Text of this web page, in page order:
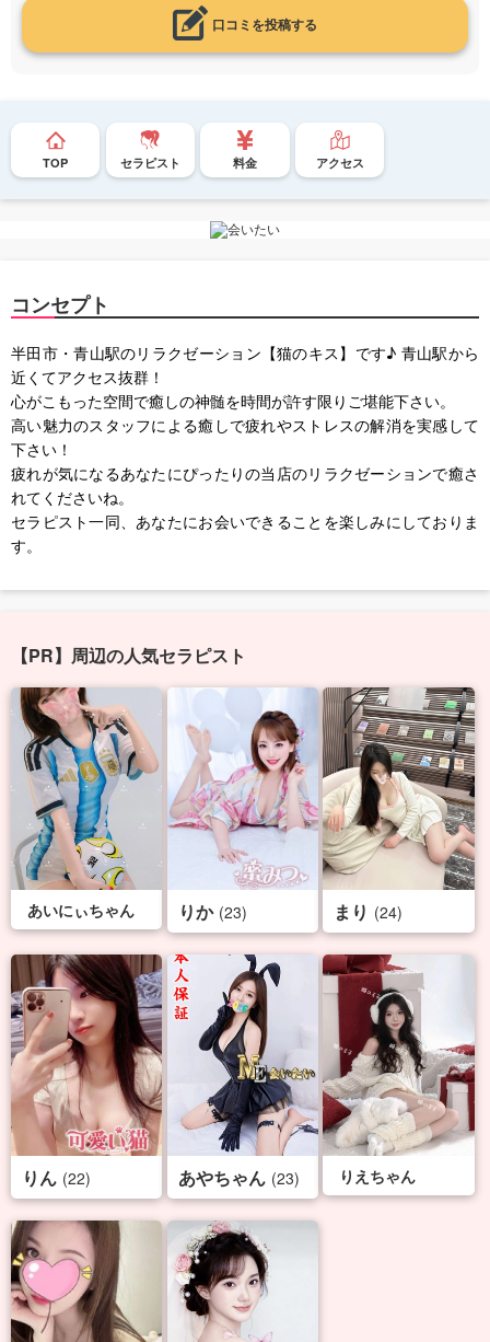
口コミを投稿する
TOP セラピスト 料金 アクセス
コンセプト
半田市・青山駅のリラクゼーション【猫のキス】です♪ 青山駅から
近くてアクセス抜群！
心がこもった空間で癒しの神髄を時間が許す限りご堪能下さい。
高い魅力のスタッフによる癒しで疲れやストレスの解消を実感して
下さい！
疲れが気になるあなたにぴったりの当店のリラクゼーションで癒さ
れてくださいね。
セラピスト一同、あなたにお会いできることを楽しみにしておりま
す。
【PR】周辺の人気セラピスト
あいにぃちゃん りか (23) まり (24)
りん (22) あやちゃん (23) りえちゃん